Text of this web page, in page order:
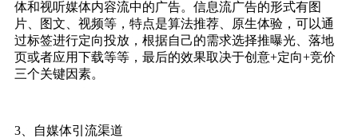
体和视听媒体内容流中的广告。信息流广告的形式有图
片、图文、视频等，特点是算法推荐、原生体验，可以通
过标签进行定向投放，根据自己的需求选择推曝光、落地
页或者应用下载等等，最后的效果取决于创意+定向+竞价
三个关键因素。
3、自媒体引流渠道